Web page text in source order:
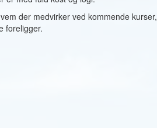
der medvirker ved kommende kurser,
foreligger.